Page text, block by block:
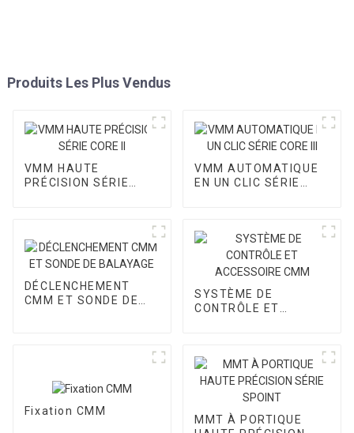
Produits Les Plus Vendus
VMM HAUTE
PRÉCISION SÉRIE
VMM AUTOMATIQUE
EN UN CLIC SÉRIE
DÉCLENCHEMENT
CMM ET SONDE DE
SYSTÈME DE
CONTRÔLE ET
Fixation CMM
MMT À PORTIQUE